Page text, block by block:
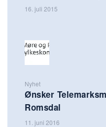
16. juli 2015
Nyhet
Ønsker
Romsdal
11. juni 2016